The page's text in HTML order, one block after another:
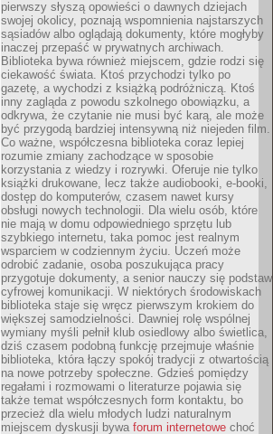
pierwszy słyszą opowieści o dawnych dziejach
swojej okolicy, poznają wspomnienia najstarszych
sąsiadów albo oglądają dokumenty, które mogłyby
inaczej przepaść w prywatnych archiwach.
Biblioteka bywa również miejscem, gdzie rodzi się
ciekawość świata. Ktoś przychodzi tylko po
gazetę, a wychodzi z książką podróżniczą. Ktoś
inny zagląda z powodu szkolnego obowiązku, a
odkrywa, że czytanie nie musi być karą, ale może
być przygodą bardziej intensywną niż niejeden film.
Co ważne, współczesna biblioteka coraz lepiej
rozumie zmiany zachodzące w sposobie
korzystania z wiedzy i rozrywki. Oferuje nie tylko
książki drukowane, lecz także audiobooki, e-booki,
dostęp do komputerów, czasem nawet kursy
obsługi nowych technologii. Dla wielu osób, które
nie mają w domu odpowiedniego sprzętu lub
szybkiego internetu, taka pomoc jest realnym
wsparciem w codziennym życiu. Uczeń może
odrobić zadanie, osoba poszukująca pracy
przygotuje dokumenty, a senior nauczy się podstaw
cyfrowej komunikacji. W niektórych środowiskach
biblioteka staje się wręcz pierwszym krokiem do
większej samodzielności. Dawniej rolę wspólnej
wymiany myśli pełnił klub osiedlowy albo świetlica,
dziś czasem podobną funkcję przejmuje właśnie
biblioteka, która łączy spokój tradycji z otwartością
na nowe potrzeby społeczne. Gdzieś pomiędzy
regałami i rozmowami o literaturze pojawia się
także temat współczesnych form kontaktu, bo
przecież dla wielu młodych ludzi naturalnym
miejscem dyskusji bywa forum internetowe choć